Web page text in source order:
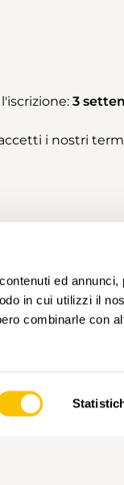
ed
in cui utilizzi il
combinarle con
3
i nostri